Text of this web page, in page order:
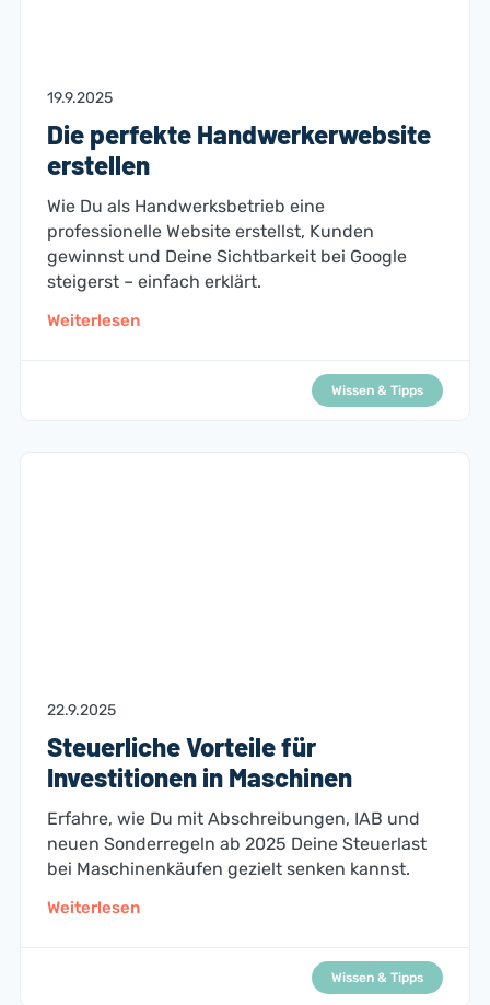
19.9.2025
Die perfekte Handwerkerwebsite
erstellen
Wie Du als Handwerksbetrieb eine
professionelle Website erstellst, Kunden
gewinnst und Deine Sichtbarkeit bei Google
steigerst – einfach erklärt.
Weiterlesen
Wissen & Tipps
22.9.2025
Steuerliche Vorteile für
Investitionen in Maschinen
Erfahre, wie Du mit Abschreibungen, IAB und
neuen Sonderregeln ab 2025 Deine Steuerlast
bei Maschinenkäufen gezielt senken kannst.
Weiterlesen
Wissen & Tipps